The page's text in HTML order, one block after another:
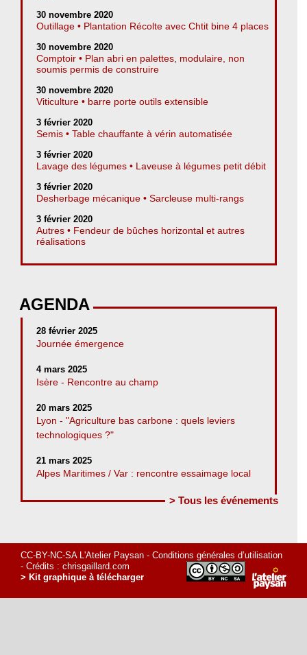
30 novembre 2020
Outillage • Plantation Récolte avec Chtit bine 4 places
30 novembre 2020
Comptoir • Plan abri en palettes, modulaire, non
soumis permis de construire
30 novembre 2020
Viticulture • barre porte outils extensible
3 février 2020
Semis • Table chauffante à vérin automatisée
3 février 2020
Lavage des légumes • Laveuse à légumes petit débit
3 février 2020
Desherbage mécanique • Sarcleuse multi-rangs
3 février 2020
Autres • Fendeur de bûches horizontal et autres
réalisations
AGENDA
28 février 2025
Journée émergence
4 mars 2025
Isère - Rencontre au champ
20 mars 2025
Lyon - "Agriculture bas carbone : quels leviers
technologiques ?"
21 mars 2025
Alpes Maritimes / Var : rencontre essaimage local
> Tous les événements
CC-BY-NC-SA L'Atelier Paysan - Conditions générales d’utilisation
- Crédits : chrisgaillard.com
> Kit graphique à télécharger